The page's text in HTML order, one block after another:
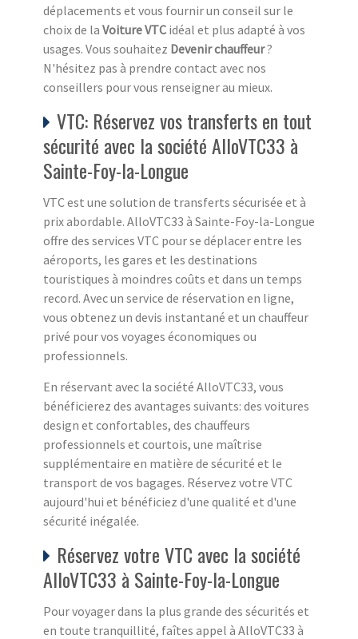
déplacements et vous fournir un conseil sur le
choix de la Voiture VTC idéal et plus adapté à vos
usages. Vous souhaitez Devenir chauffeur?
N'hésitez pas à prendre contact avec nos
conseillers pour vous renseigner au mieux.
VTC: Réservez vos transferts en tout
sécurité avec la société AlloVTC33 à
Sainte-Foy-la-Longue
VTC est une solution de transferts sécurisée et à
prix abordable. AlloVTC33 à Sainte-Foy-la-Longue
offre des services VTC pour se déplacer entre les
aéroports, les gares et les destinations
touristiques à moindres coûts et dans un temps
record. Avec un service de réservation en ligne,
vous obtenez un devis instantané et un chauffeur
privé pour vos voyages économiques ou
professionnels.
En réservant avec la société AlloVTC33, vous
bénéficierez des avantages suivants: des voitures
design et confortables, des chauffeurs
professionnels et courtois, une maîtrise
supplémentaire en matière de sécurité et le
transport de vos bagages. Réservez votre VTC
aujourd'hui et bénéficiez d'une qualité et d'une
sécurité inégalée.
Réservez votre VTC avec la société
AlloVTC33 à Sainte-Foy-la-Longue
Pour voyager dans la plus grande des sécurités et
en toute tranquillité, faîtes appel à AlloVTC33 à